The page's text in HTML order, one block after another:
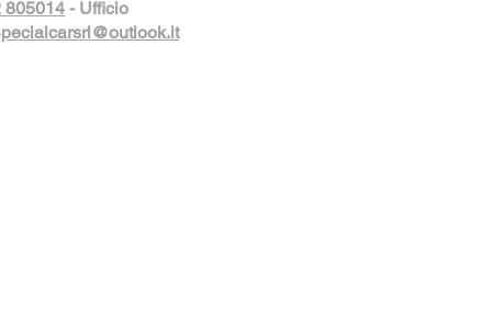
805014 - Ufficio